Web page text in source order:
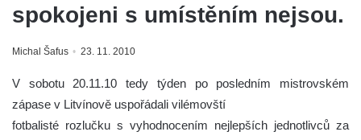
spokojeni s umístěním nejsou.
Michal Šafus 23. 11. 2010
V sobotu 20.11.10 tedy týden po posledním mistrovském
zápase v Litvínově uspořádali vilémovští
fotbalisté rozlučku s vyhodnocením nejlepších jednotlivců za